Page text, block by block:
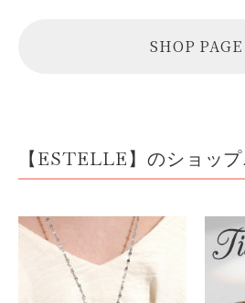
SHOP PAGE
【ESTELLE】のショッ